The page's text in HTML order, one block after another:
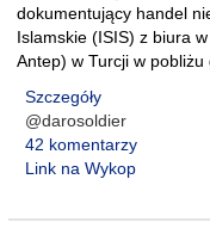
dokumentujący handel
Islamskie (ISIS) z biura
Antep) w Turcji w pobliżu
Szczegóły
@darosoldier
42 komentarzy
Link na Wykop